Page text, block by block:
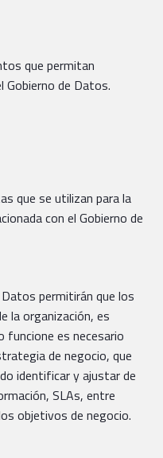
que permitan
de Datos.
que se utilizan para la
con el Gobierno de
permitirán que los
la organización, es
funcione es necesario
de negocio, que
identificar y ajustar de
SLAs, entre
objetivos de negocio.